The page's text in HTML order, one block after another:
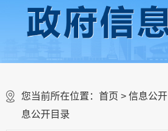
您当前所在位置： 首页 > 信息公开
息公开目录